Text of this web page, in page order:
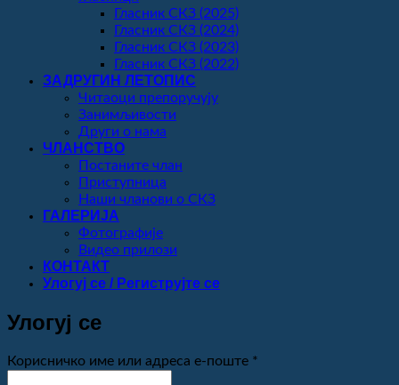
Гласник СКЗ (2025)
Гласник СКЗ (2024)
Гласник СКЗ (2023)
Гласник СКЗ (2022)
ЗАДРУГИН ЛЕТОПИС
Читаоци препоручују
Занимљивости
Други о нама
ЧЛАНСТВО
Постаните члан
Приступница
Наши чланови о СКЗ
ГАЛЕРИЈА
Фотографије
Видео прилози
КОНТАКТ
Улогуј се / Региструјте се
Улогуј се
Корисничко име или адреса е-поште *